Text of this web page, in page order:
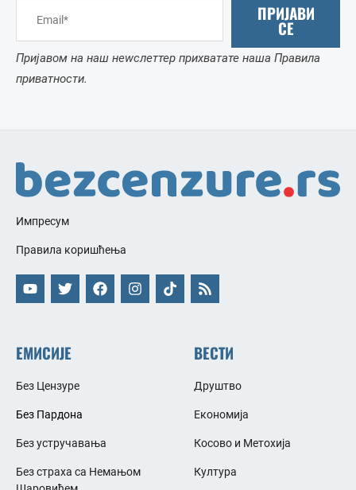
ПРИЈАВИ
СЕ
Пријавом на наш неwслеттер прихватате наша Правила
приватности.
Импресум
Правила коришћења
ЕМИСИЈЕ
Без Цензуре
Без Пардона
Без устручавања
Без страха са Немањом
ВЕСТИ
Друштво
Економија
Косово и Метохија
Култура